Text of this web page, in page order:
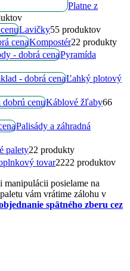
Platne z
Lavičky55 produktov
Kompostér22 produkty
Pyramída
Ľahký plotový
Káblové žľaby66
Palisády a záhradná
palety22 produkty
tovar2222 produktov
posielame na
vám vrátime zálohu v
spätného zberu cez